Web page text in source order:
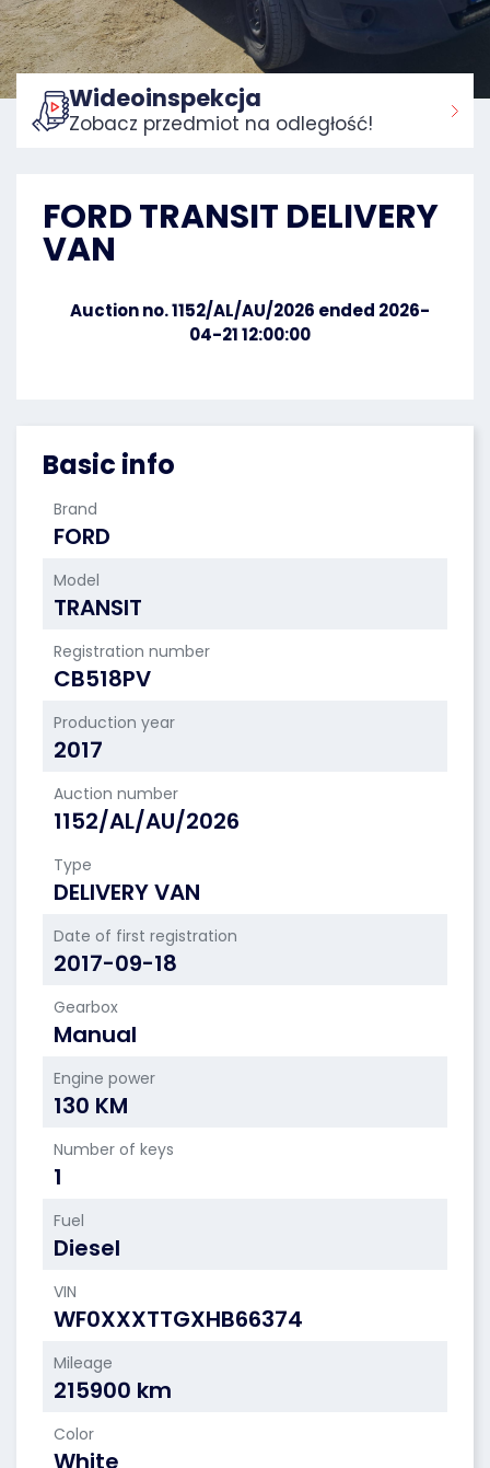
Home:
Basic info
Brand
FORD
Model
TRANSIT
Registration number
CB518PV
Production year
2017
Auction number
1152/AL/AU/2026
Type
DELIVERY VAN
Date of first registration
2017-09-18
Gearbox
Manual
Engine power
130 KM
Number of keys
1
Fuel
Diesel
VIN
WF0XXXTTGXHB66374
Mileage
215900 km
Color
White
Wideoinspekcja
Zobacz przedmiot na odległość!
FORD TRANSIT DELIVERY
VAN
Auction no. 1152/AL/AU/2026 ended 2026-
04-21 12:00:00